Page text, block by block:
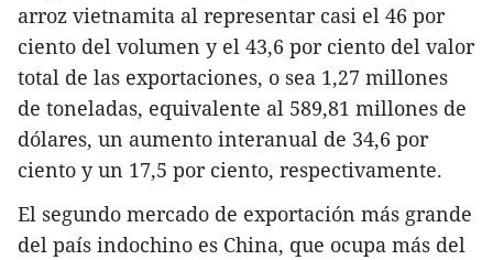
arroz vietnamita al representar casi el 46 por
ciento del volumen y el 43,6 por ciento del valor
total de las exportaciones, o sea 1,27 millones
de toneladas, equivalente al 589,81 millones de
dólares, un aumento interanual de 34,6 por
ciento y un 17,5 por ciento, respectivamente.
El segundo mercado de exportación más grande
del país indochino es China, que ocupa más del